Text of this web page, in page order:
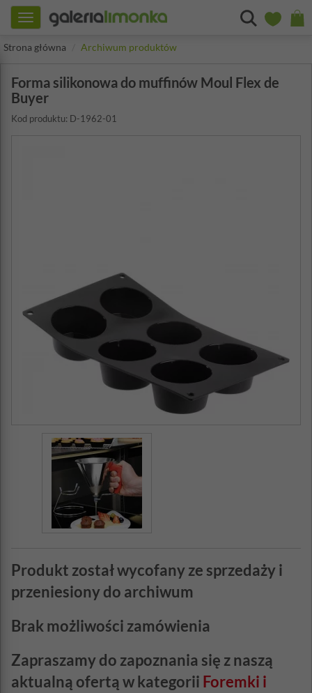
Toggle
navigation
Strona główna
Archiwum produktów
Forma silikonowa do muffinów Moul Flex de
Buyer
Kod produktu: D-1962-01
Produkt został wycofany ze sprzedaży i
przeniesiony do archiwum
Brak możliwości zamówienia
Zapraszamy do zapoznania się z naszą
aktualną ofertą w kategorii Foremki i